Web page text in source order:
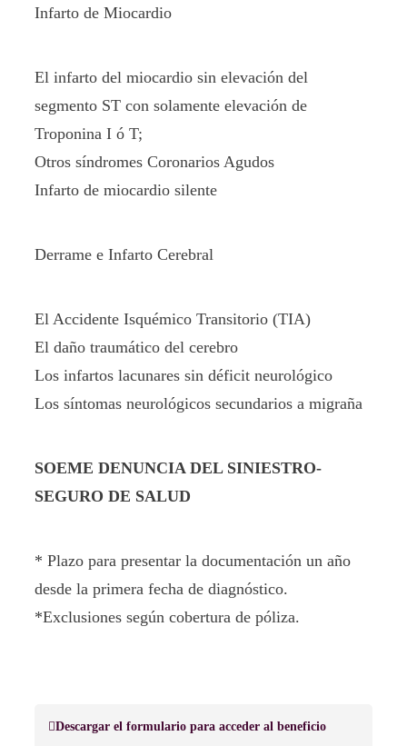
Infarto de Miocardio
El infarto del miocardio sin elevación del
segmento ST con solamente elevación de
Troponina I ó T;
Otros síndromes Coronarios Agudos
Infarto de miocardio silente
Derrame e Infarto Cerebral
El Accidente Isquémico Transitorio (TIA)
El daño traumático del cerebro
Los infartos lacunares sin déficit neurológico
Los síntomas neurológicos secundarios a migraña
SOEME DENUNCIA DEL SINIESTRO-
SEGURO DE SALUD
* Plazo para presentar la documentación un año
desde la primera fecha de diagnóstico.
*Exclusiones según cobertura de póliza.
Descargar el formulario para acceder al beneficio